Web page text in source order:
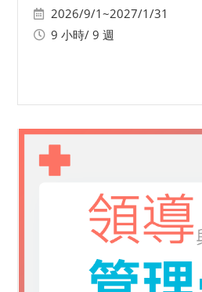
2026/9/1~2027/1/31
9 小時/ 9 週